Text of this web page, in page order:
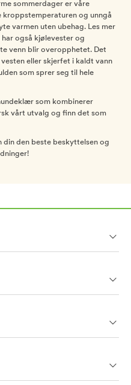
sommerdager er våre
og unngå
varmen uten ubehag. Les mer
har også kjølevester og
venn blir overopphetet. Det
eller skjerfet i kaldt vann
som sprer seg til hele
som kombinerer
vårt utvalg og finn det som
din den beste beskyttelsen og